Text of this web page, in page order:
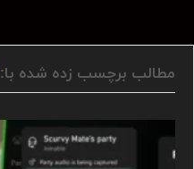
مطالب برچسب زده شده با: